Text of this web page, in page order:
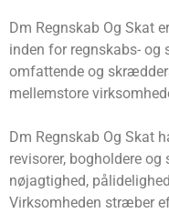
Dm Regnskab Og Skat
inden for regnskabs- og
omfattende og
mellemstore
Dm Regnskab Og Skat
revisorer, bogholdere og
nøjagtighed,
Virksomheden stræber